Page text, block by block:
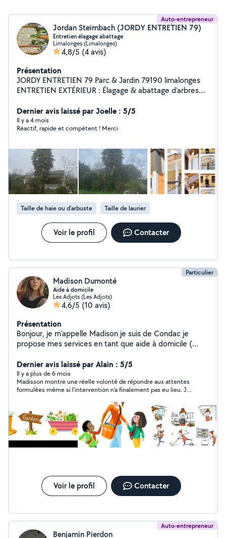
Auto-entrepreneur
Jordan Steimbach (JORDY ENTRETIEN 79)
Entretien élagage abattage
Limalonges (Limalonges)
4,8/5 (4 avis)
Présentation
JORDY ENTRETIEN 79 Parc & Jardin 79190 limalonges
ENTRETIEN EXTÉRIEUR : Élagage & abattage d'arbres
nettoyage de terrain Enlèvement et rognage de
souches Pose de clôtures Création de sols &
aménagement paysager Remise en état de jardin et
hydrofuge Travaux de maçonnerie sur demande
TRAVAUX INTÉRIEURS & EXTÉRIEURS : Peinture
intérieure & extérieure Finitions sur mesure selon vos
envies Devis gratuit Travail soigné Intervention rapide
Contactez JORDY ENTRETIEN 79
Dernier avis laissé par Joelle : 5/5
Il y a 4 mois
Réactif, rapide et compétent ! Merci
Taille de haie ou d'arbuste Taille de laurier
Voir le profil Contacter
Particulier
Madison Dumonté
Aide à domicile
Les Adjots (Les Adjots)
4,6/5 (10 avis)
Présentation
Bonjour, je m'appelle Madison je suis de Condac je
propose mes services en tant que aide à domicile (
etc ... ) . C'est avec grand plaisir que je vous rendrez
service :) Je possède le permis et mon véhicule
n'hésitez pas, si jamais,vous aviez une question,j'y
répondrai :) . Madison
Dernier avis laissé par Alain : 5/5
Il y a plus de 6 mois
Madisson montre une réelle volonté de répondre aux attentes
formulées même si l'intervention n'a finalement pas eu lieu. Je
Voir le profil Contacter
Auto-entrepreneur
Benjamin Pierdon